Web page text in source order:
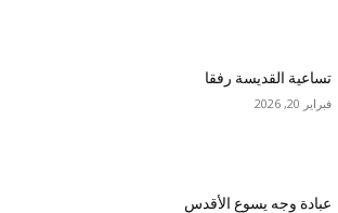
تساعية القديسة رفقا
فبراير 20, 2026
عبادة وجه يسوع الأقدس